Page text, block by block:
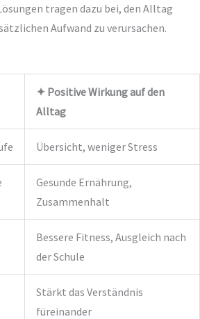
tragen dazu bei, den Alltag
Aufwand zu verursachen.
✦ Positive Wirkung auf den
Alltag
Übersicht, weniger Stress
Gesunde Ernährung,
Zusammenhalt
Bessere Fitness, Ausgleich nach
der Schule
Stärkt das Verständnis
füreinander